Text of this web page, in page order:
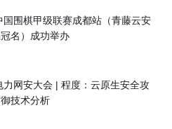
国围棋甲级联赛成都站（青藤云安
名）成功举办
力网安大会 | 程度：云原生安全攻
技术分析